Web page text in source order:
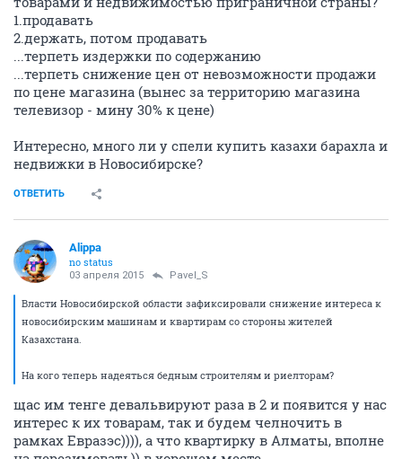
1.продавать
2.держать, потом продавать
...терпеть издержки по содержанию
...терпеть снижение цен от невозможности продажи
по цене магазина (вынес за территорию магазина
телевизор - мину 30% к цене)
Интересно, много ли у спели купить казахи барахла и
недвижки в Новосибирске?
ОТВЕТИТЬ
Alippa
no status
03 апреля 2015 Pavel_S
Власти Новосибирской области зафиксировали снижение интереса к
новосибирским машинам и квартирам со стороны жителей
Казахстана.
На кого теперь надеяться бедным строителям и риелторам?
щас им тенге девальвируют раза в 2 и появится у нас
интерес к их товарам, так и будем челночить в
рамках Евразэс)))), а что квартирку в Алматы, вполне